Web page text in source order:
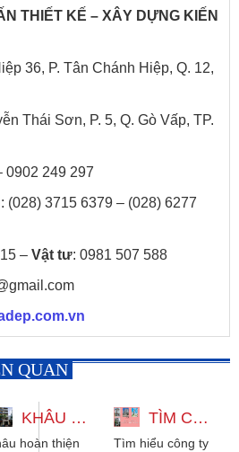
THIẾT KẾ – XÂY DỰNG KIẾN
36, P. Tân Chánh Hiệp, Q. 12,
Thái Sơn, P. 5, Q. Gò Vấp, TP.
0902 249 297
: (028) 3715 6379 – (028) 6277
– Vật tư: 0981 507 588
QUAN
KHÂU HOÀN THIỆN THI CÔNG NHÀ 4 TẦNG HIỆN ĐẠI TẠI QUẬN 5
hoàn thiện
TÌM CÔNG TY THIẾT KẾ XÂY DỰNG NHÀ TẠI TPHCM UY TÍN
Tìm hiểu công ty